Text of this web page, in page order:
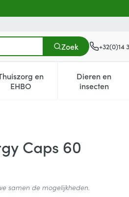
Zoek +32(0)14
Natuur geneeskunde categorie
en
EHBOToon submenu voor
Dieren en
insecten
Toon
Caps 60
samen de mogelijkheden.